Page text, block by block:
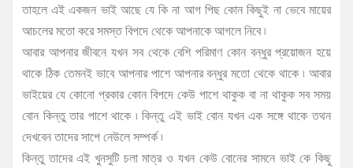
তাহলে এই একজন ভাই আছে যে কি না আগ পিছ কোন কিছুই না ভেবে মায়ের
আচলের মতো করে সমস্ত বিপদে থেকে আপনাকে আগলে নিবে ৷
আবার আপনার জীবনে যখন সব থেকে বেশি পরিমাণ কোন বন্ধুর প্রয়োজন হয়ে
থাকে ঠিক তেমনই ভাবে আপনার পাশে আপনার বন্ধুর মতো থেকে থাকে ৷ আবার
ভাইয়ের যে কোনো প্রকার কোন বিপদে কেউ পাশে থাকুক বা না থাকুক সব সময়
বোন কিন্তু তার পাশে থাকে ৷ কিন্তু এই ভাই বোন যখন এক সঙ্গে থাকে তথন
দেখবেন তাদের সাপে নেউলে সম্পর্ক ৷
কিন্তু তাদের এই খুনসুটি চলা মাত্র ও যখন কেউ বোনের সামনে ভাই কে কিছু